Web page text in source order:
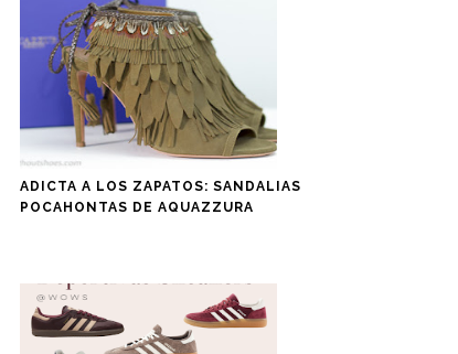
ADICTA A LOS ZAPATOS: SANDALIAS
POCAHONTAS DE AQUAZZURA